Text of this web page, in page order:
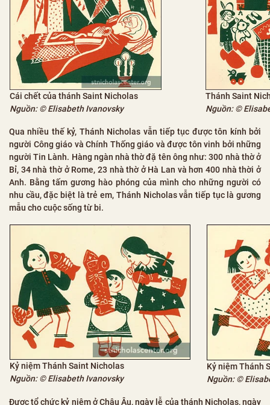
Cái chết của thánh Saint Nicholas
Nguồn: © Elisabeth Ivanovsky
Thánh Saint
Nguồn: ©
Qua nhiều thế kỷ, Thánh Nicholas vẫn tiếp tục được tôn kính bởi
người Công giáo và Chính Thống giáo và được tôn vinh bởi những
người Tin Lành. Hàng ngàn nhà thờ đặ tên ông như: 300 nhà thờ ở
Bỉ, 34 nhà thờ ở Rome, 23 nhà thờ ở Hà Lan và hơn 400 nhà thời ở
Anh. Bằng tấm gương hào phóng của mình cho những người có
nhu cầu, đặc biệt là trẻ em, Thánh Nicholas vẫn tiếp tục là gương
mẫu cho cuộc sống từ bi.
Kỷ niệm Thánh Saint Nicholas
Nguồn: © Elisabeth Ivanovsky
Kỷ niệm Thánh
Nguồn: ©
Được tổ chức kỷ niệm ở Châu Âu, ngày lễ của thánh Nicholas, ngày